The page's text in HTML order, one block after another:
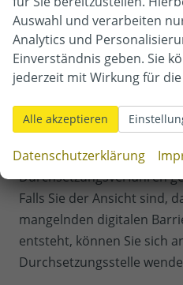
Autohaus
Adolf-Kolping-Straße 1
85625Glonn
Telefon: 08093 - 759
Telefax: 08093 - 3225
E-Mail:
Durchsetzungsverfahren
Falls Sie der Ansicht sind,
mangelnden digitalen
entsteht, können Sie sich
Durchsetzungsstelle
Auswahl und verarbeiten
Analytics und
Einverständnis geben. Sie
jederzeit mit Wirkung für
Alle akzeptieren
Datenschutzerklärung